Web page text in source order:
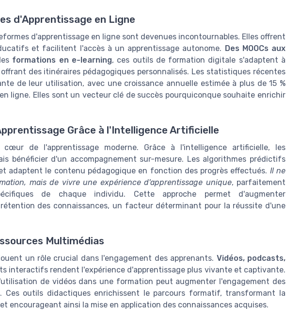
d'Apprentissage en Ligne
d'apprentissage en ligne sont devenues incontournables. Elles offrent
et facilitent l'accès à un apprentissage autonome. Des MOOCs aux
formations en e-learning, ces outils de formation digitale s'adaptent à
des itinéraires pédagogiques personnalisés. Les statistiques récentes
de leur utilisation, avec une croissance annuelle estimée à plus de 15 %
ligne. Elles sont un vecteur clé de succès pourquiconque souhaite enrichir
Grâce à l'Intelligence Artificielle
de l'apprentissage moderne. Grâce à l'intelligence artificielle, les
bénéficier d'un accompagnement sur-mesure. Les algorithmes prédictifs
adaptent le contenu pédagogique en fonction des progrès effectués. Il ne
mais de vivre une expérience d'apprentissage unique, parfaitement
de chaque individu. Cette approche permet d'augmenter
des connaissances, un facteur déterminant pour la réussite d'une
Multimédias
un rôle crucial dans l'engagement des apprenants. Vidéos, podcasts,
interactifs rendent l'expérience d'apprentissage plus vivante et captivante.
de vidéos dans une formation peut augmenter l'engagement des
Ces outils didactiques enrichissent le parcours formatif, transformant la
encourageant ainsi la mise en application des connaissances acquises.